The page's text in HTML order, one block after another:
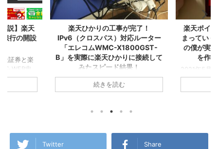
完了！
ルーター
接続して
！
おうちの
理論で
で使ってい
楽天ポイントが自動でどんどん貯
まっていく！『楽天経済圏2年生』
の僕が実感した誰もが楽天カード
を作るべき１２の理由！
2021年5月に▼『楽天経済圏』で生き
ていくことを決意し、その後すぐに楽
天カードを2枚発行してこの夏で無事
も含めた『楽天経済圏』という視点か
ら誰もが楽天カードを発行するメリッ
続きを読む
Kindle本
る！増や
ら『楽
お金が貯ま
ゼロから『
済圏』に入
Twitter Share